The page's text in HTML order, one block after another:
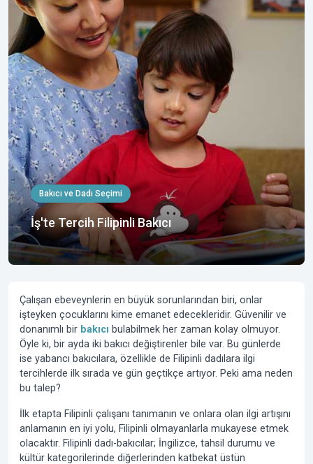
Bakıcı ve Dadı Seçimi
İş'te Tercih Filipinli Bakıcı
Çalışan ebeveynlerin en büyük sorunlarından biri, onlar
işteyken çocuklarını kime emanet edecekleridir. Güvenilir ve
donanımlı bir bakıcı bulabilmek her zaman kolay olmuyor.
Öyle ki, bir ayda iki bakıcı değiştirenler bile var. Bu günlerde
ise yabancı bakıcılara, özellikle de Filipinli dadılara ilgi
tercihlerde ilk sırada ve gün geçtikçe artıyor. Peki ama neden
bu talep?
İlk etapta Filipinli çalışanı tanımanın ve onlara olan ilgi artışını
anlamanın en iyi yolu, Filipinli olmayanlarla mukayese etmek
olacaktır. Filipinli dadı-bakıcılar; İngilizce, tahsil durumu ve
kültür kategorilerinde diğerlerinden katbekat üstün